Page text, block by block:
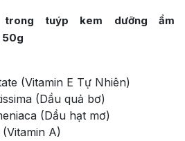
trong tuýp kem dưỡng ẩm
50g
(Vitamin E Tự Nhiên)
(Dầu quả bơ)
(Dầu hạt mơ)
A)